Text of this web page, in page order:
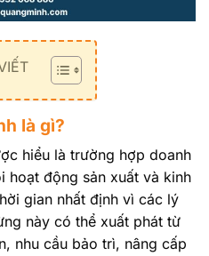
là gì?
hiểu là trường hợp doanh
hoạt động sản xuất và kinh
gian nhất định vì các lý
này có thể xuất phát từ
nhu cầu bảo trì, nâng cấp